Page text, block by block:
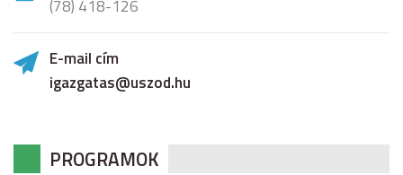
(78) 418-126
E-mail cím
igazgatas@uszod.hu
PROGRAMOK